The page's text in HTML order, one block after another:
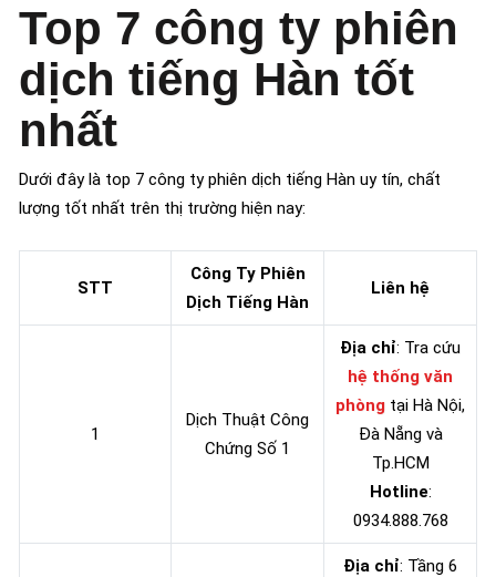
Top 7 công ty phiên
dịch tiếng Hàn tốt
nhất
Dưới đây là top 7 công ty phiên dịch tiếng Hàn uy tín, chất
lượng tốt nhất trên thị trường hiện nay:
STT
Công Ty Phiên
Dịch Tiếng Hàn
Liên hệ
1
Dịch Thuật Công
Chứng Số 1
Địa chỉ: Tra cứu
hệ thống văn
phòng tại Hà Nội,
Đà Nẵng và
Tp.HCM
Hotline:
0934.888.768
Địa chỉ: Tầng 6